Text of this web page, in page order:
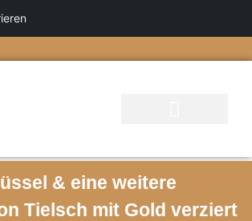
& eine weitere
Tielsch mit Gold verziert